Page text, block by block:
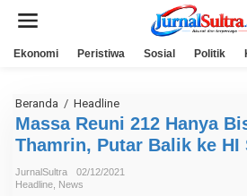
Ekonomi Peristiwa Sosial Politik
Beranda / Headline
a
s
s
R
Massa Reuni 212 Hanya
Thamrin, Putar Balik ke HI
JurnalSultra
02/12/2021
Headline News